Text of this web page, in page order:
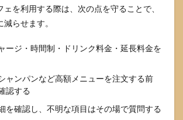
を利用する際は、次の点を守ることで、
らせます。
ージ・時間制・ドリンク料金・延長料金を
ャンパンなど高額メニューを注文する前
認する
を確認し、不明な項目はその場で質問する